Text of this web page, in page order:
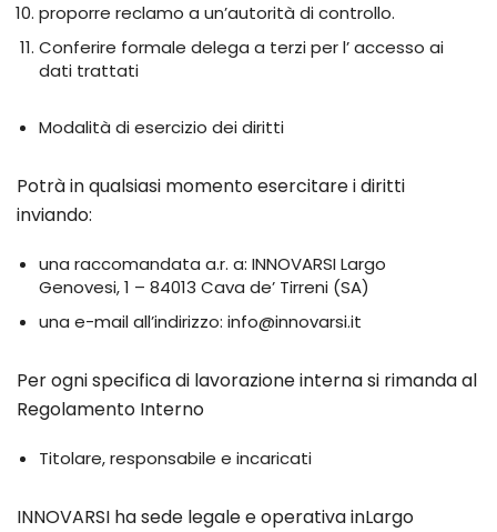
proporre reclamo a un’autorità di controllo.
Conferire formale delega a terzi per l’ accesso ai
dati trattati
Modalità di esercizio dei diritti
Potrà in qualsiasi momento esercitare i diritti
inviando:
una raccomandata a.r. a: INNOVARSI Largo
Genovesi, 1 – 84013 Cava de’ Tirreni (SA)
una e-mail all’indirizzo: info@innovarsi.it
Per ogni specifica di lavorazione interna si rimanda al
Regolamento Interno
Titolare, responsabile e incaricati
INNOVARSI ha sede legale e operativa inLargo